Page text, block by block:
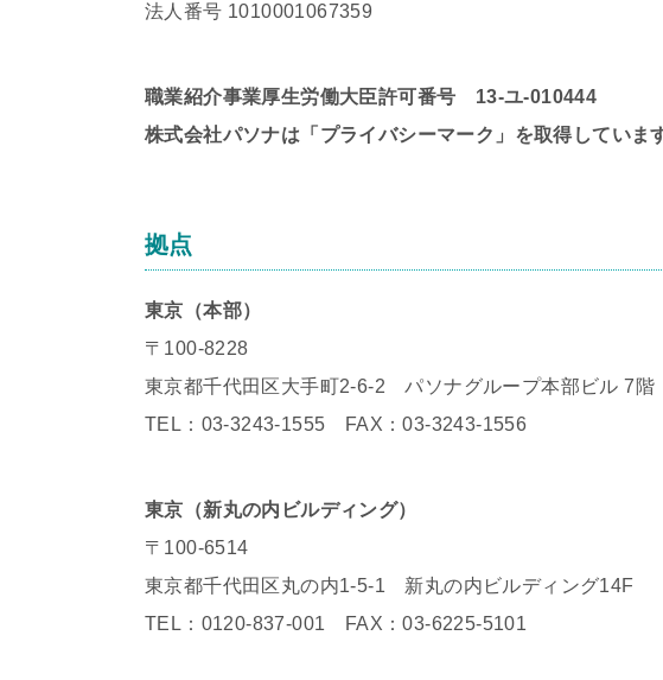
法人番号 1010001067359
職業紹介事業厚生労働大臣許可番号 13-ユ-010444
株式会社パソナは「プライバシーマーク」を取得していま
拠点
東京（本部）
〒100-8228
東京都千代田区大手町2-6-2 パソナグループ本部ビル 7階
TEL：03-3243-1555 FAX：03-3243-1556
東京（新丸の内ビルディング）
〒100-6514
東京都千代田区丸の内1-5-1 新丸の内ビルディング14F
TEL：0120-837-001 FAX：03-6225-5101